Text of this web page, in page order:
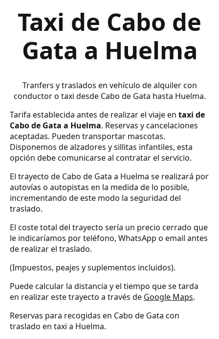
Taxi de Cabo de
Gata a Huelma
Tranfers y traslados en vehículo de alquiler con
conductor o taxi desde Cabo de Gata hasta Huelma.
Tarifa establecida antes de realizar el viaje en taxi de
Cabo de Gata a Huelma. Reservas y cancelaciones
aceptadas. Pueden transportar mascotas.
Disponemos de alzadores y sillitas infantiles, esta
opción debe comunicarse al contratar el servicio.
El trayecto de Cabo de Gata a Huelma se realizará por
autovías o autopistas en la medida de lo posible,
incrementando de este modo la seguridad del
traslado.
El coste total del trayecto sería un precio cerrado que
le indicaríamos por teléfono, WhatsApp o email antes
de realizar el traslado.
(Impuestos, peajes y suplementos incluidos).
Puede calcular la distancia y el tiempo que se tarda
en realizar este trayecto a través de Google Maps.
Reservas para recogidas en Cabo de Gata con
traslado en taxi a Huelma.